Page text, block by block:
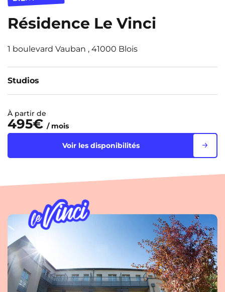
Résidence Le Vinci
1 boulevard Vauban , 41000 Blois
Studios
À partir de
495€ / mois
Voir les disponibilités